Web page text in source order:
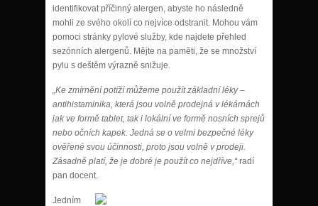
identifikovat příčinný alergen, abyste ho následně
mohli ze svého okolí co nejvíce odstranit. Mohou vám
pomoci stránky pylové služby, kde najdete přehled
sezónních alergenů. Mějte na paměti, že se množství
pylu s deštěm výrazně snižuje.
„Ke zmírnění potíží můžeme použít základní léky –
antihistaminika, která jsou volně prodejná v lékárnách
jak ve formě tablet, tak i lokální ve formě nosních sprejů
nebo očních kapek. Jedná se o velmi bezpečné léky
ověřené svou účinnosti, proto jsou volně v prodeji.
Zásadně platí, že je dobré je použít co nejdříve,“radí
pan docent.
Jedním